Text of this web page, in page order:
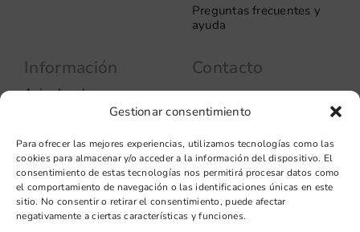
Gestionar consentimiento
Para ofrecer las mejores experiencias, utilizamos tecnologías como las
cookies para almacenar y/o acceder a la información del dispositivo. El
consentimiento de estas tecnologías nos permitirá procesar datos como
el comportamiento de navegación o las identificaciones únicas en este
sitio. No consentir o retirar el consentimiento, puede afectar
negativamente a ciertas características y funciones.
Preguntas frecuentes y
ayuda
Información
Aviso legal
Política de privacidad
cookies
Condiciones de venta
Condiciones generales de
contratación
Diseño web: qualitystudio
Contacto
08037 – Barcelona
+34 93 706 51 69
hello@vinilook.net